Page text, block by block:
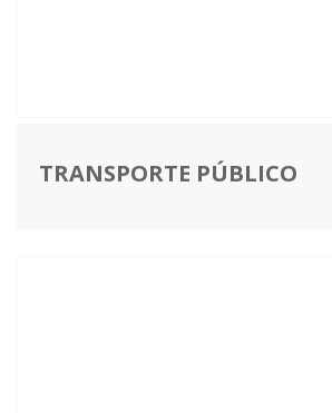
TRANSPORTE PÚBLICO